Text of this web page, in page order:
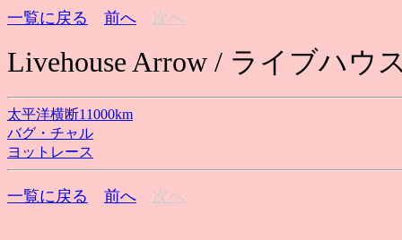
一覧に戻る 前へ 次へ
Livehouse Arrow / ライブハウ
太平洋横断11000km
バグ・チャル
ヨットレース
一覧に戻る 前へ 次へ